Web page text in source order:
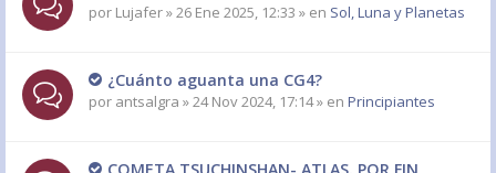
por Lujafer» 26 Ene 2025, 12:33 » en Sol, Luna y Planetas
¿Cuánto aguanta una CG4?
por antsalgra » 24 Nov 2024, 17:14 » en Principiantes